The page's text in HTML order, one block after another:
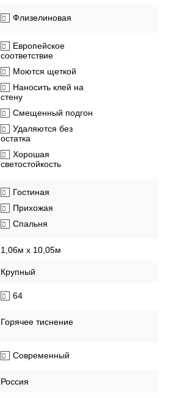
Флизелиновая
Европейское
соответствие
Моются щеткой
Наносить клей на
стену
Смещенный подгон
Удаляются без
остатка
Хорошая
светостойкость
Гостиная
Прихожая
Спальня
1,06м х 10,05м
Крупный
64
Горячее тиснение
Современный
Россия